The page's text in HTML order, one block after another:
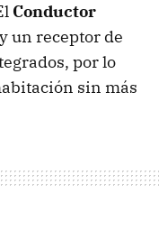
Conductor
un receptor de
por lo
sin más